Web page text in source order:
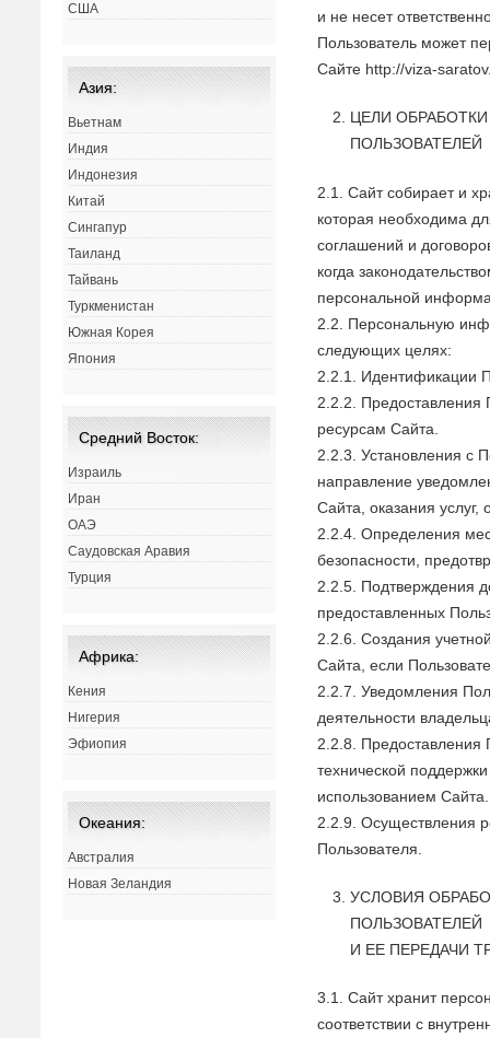
и не несет
Пользователь может
Сайте http://viza-
ЦЕЛИ
ПОЛЬЗОВАТЕЛЕЙ
2.1. Сайт собирает и
которая необходима
соглашений и
когда
персональной
2.2. Персональную
следующих целях:
2.2.1. Идентификации
2.2.2. Предоставления
ресурсам Сайта.
2.2.3. Установления с
направление
Сайта, оказания услуг,
2.2.4. Определения
безопасности,
2.2.5. Подтверждения
предоставленных
2.2.6. Создания
Сайта, если
2.2.7. Уведомления
деятельности
2.2.8. Предоставления
технической
использованием Сайта.
2.2.9. Осуществления
Пользователя.
УСЛОВИЯ
ПОЛЬЗОВАТЕЛЕЙ
И ЕЕ ПЕРЕДАЧИ
3.1. Сайт хранит
соответствии с
США
Азия:
Вьетнам
Индия
Индонезия
Китай
Сингапур
Таиланд
Тайвань
Туркменистан
Южная Корея
Япония
Средний Восток:
Израиль
Иран
ОАЭ
Саудовская Аравия
Турция
Африка:
Кения
Нигерия
Эфиопия
Океания:
Австралия
Новая Зеландия